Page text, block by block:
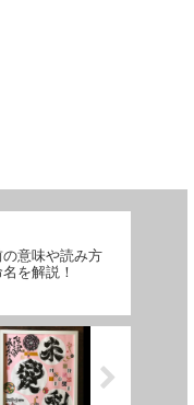
の意味や読み方
を解説！